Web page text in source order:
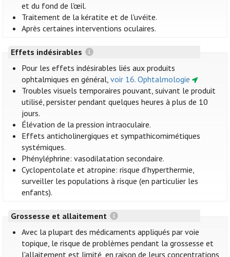
et du fond de l'œil.
Traitement de la kératite et de l'uvéite.
Après certaines interventions oculaires.
Effets indésirables
Pour les effets indésirables liés aux produits
ophtalmiques en général,voir 16. Ophtalmologie
Troubles visuels temporaires pouvant, suivant le produit
utilisé, persister pendant quelques heures à plus de 10
jours.
Élévation de la pression intraoculaire.
Effets anticholinergiques et sympathicomimétiques
systémiques.
Phényléphrine: vasodilatation secondaire.
Cyclopentolate et atropine: risque d’hyperthermie,
surveiller les populations à risque (en particulier les
enfants).
Grossesse et allaitement
Avec la plupart des médicaments appliqués par voie
topique, le risque de problèmes pendant la grossesse et
l'allaitement est limité, en raison de leurs concentrations